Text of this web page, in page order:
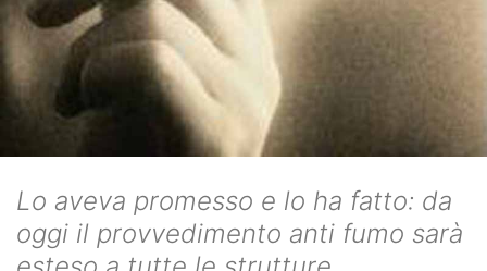
Lo aveva promesso e lo ha fatto: da
oggi il provvedimento anti fumo sarà